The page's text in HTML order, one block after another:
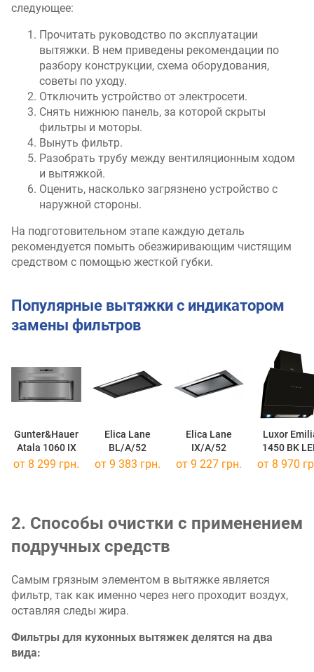
следующее:
Прочитать руководство по эксплуатации
вытяжки. В нем приведены рекомендации по
разбору конструкции, схема оборудования,
советы по уходу.
Отключить устройство от электросети.
Снять нижнюю панель, за которой скрыты
фильтры и моторы.
Вынуть фильтр.
Разобрать трубу между вентиляционным ходом
и вытяжкой.
Оценить, насколько загрязнено устройство с
наружной стороны.
На подготовительном этапе каждую деталь
рекомендуется помыть обезжиривающим чистящим
средством с помощью жесткой губки.
Популярные вытяжки с индикатором
замены фильтров
Gunter&Hauer
Atala 1060 IX
Elica Lane
BL/A/52
Elica Lane
IX/A/52
Luxor
1450 BK
от 8 299 грн. от 9 383 грн. от 9 227 грн. от 8 970
2. Способы очистки с применением
подручных средств
Самым грязным элементом в вытяжке является
фильтр, так как именно через него проходит воздух,
оставляя следы жира.
Фильтры для кухонных вытяжек делятся на два
вида: